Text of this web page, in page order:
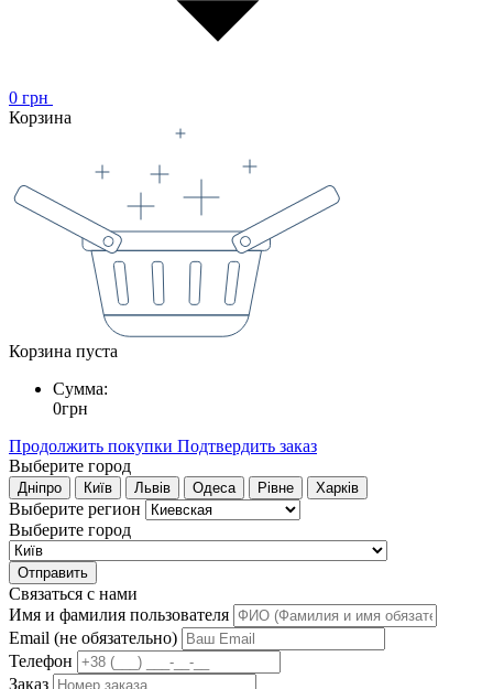
0 грн
Корзина
Корзина пуста
Сумма:
0грн
Продолжить покупки Подтвердить заказ
Выберите город
Дніпро Київ Львів Одеса Рівне Харків
Выберите регион
Выберите город
Отправить
Связаться с нами
Имя и фамилия пользователя
Email (не обязательно)
Телефон
Заказ